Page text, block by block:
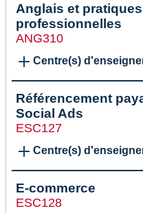
Anglais et pratiques
professionnelles
ANG310
Centre(s)
Référencement
Social Ads
ESC127
Centre(s)
E-commerce
ESC128